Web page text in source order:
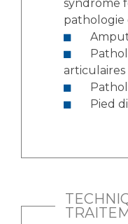
syndrome
pathologie
articulaires
Pied